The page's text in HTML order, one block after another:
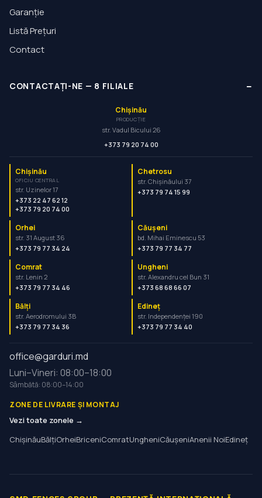
Garanție
Listă Prețuri
Contact
CONTACTAȚI-NE — 8 FILIALE −
Chișinău
PRODUCȚIE
str. Vadul Bicului 26
+373 79 20 74 00
Chișinău
OFICIU CENTRAL
str. Uzinelor 17
+373 22 47 62 12
+373 79 20 74 00
Chetrosu
str. Chișinăului 37
+373 79 74 15 99
Orhei
str. 31 August 36
+373 79 77 34 24
Căușeni
bd. Mihai Eminescu 53
+373 79 77 34 77
Comrat
str. Lenin 2
+373 79 77 34 46
Ungheni
str. Alexandru cel Bun 31
+373 68 68 66 07
Bălți
str. Aerodromului 3B
+373 79 77 34 36
Edineț
str. Independenței 190
+373 79 77 34 40
office@garduri.md
Luni–Vineri: 08:00–18:00
Sâmbătă: 08:00–14:00
ZONE DE LIVRARE ȘI MONTAJ
Vezi toate zonele →
ChișinăuBălțiOrheiBriceniComratUngheniCăușeniAnenii NoiEdineț